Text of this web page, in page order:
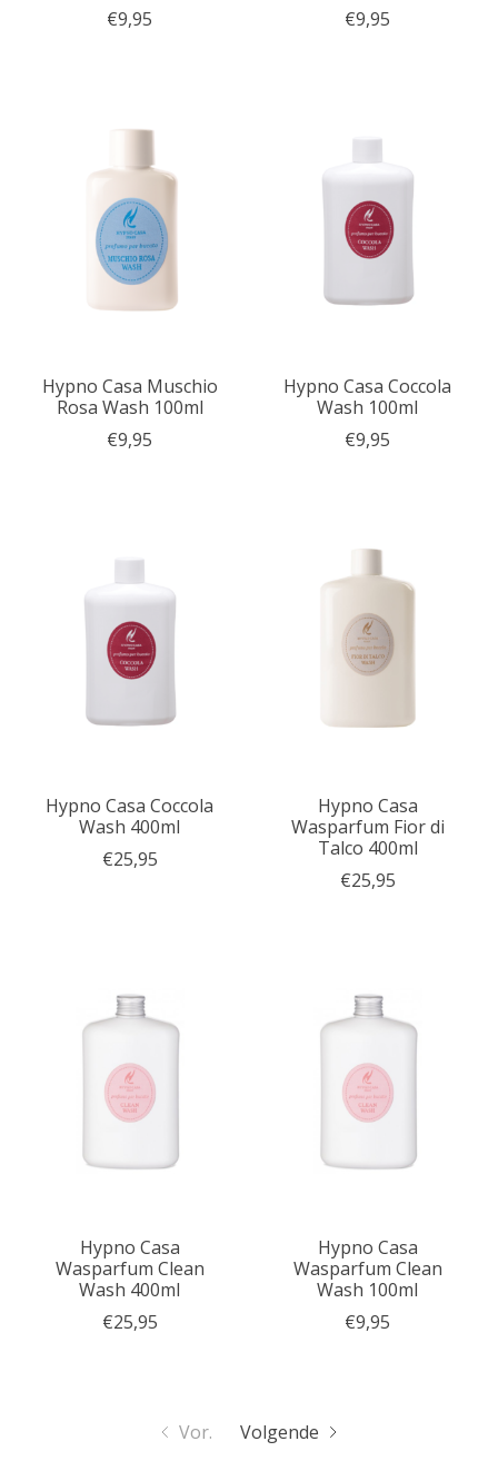
€9,95
€9,95
Hypno Casa Muschio
Rosa Wash 100ml
€9,95
Hypno Casa Coccola
Wash 100ml
€9,95
Hypno Casa Coccola
Wash 400ml
€25,95
Hypno Casa
Wasparfum Fior di
Talco 400ml
€25,95
Hypno Casa
Wasparfum Clean
Wash 400ml
€25,95
Hypno Casa
Wasparfum Clean
Wash 100ml
€9,95
Vor. Volgende